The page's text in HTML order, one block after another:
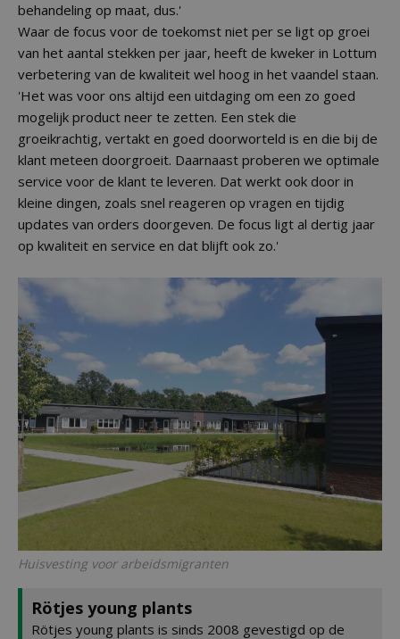
behandeling op maat, dus.'
Waar de focus voor de toekomst niet per se ligt op groei
van het aantal stekken per jaar, heeft de kweker in Lottum
verbetering van de kwaliteit wel hoog in het vaandel staan.
'Het was voor ons altijd een uitdaging om een zo goed
mogelijk product neer te zetten. Een stek die
groeikrachtig, vertakt en goed doorworteld is en die bij de
klant meteen doorgroeit. Daarnaast proberen we optimale
service voor de klant te leveren. Dat werkt ook door in
kleine dingen, zoals snel reageren op vragen en tijdig
updates van orders doorgeven. De focus ligt al dertig jaar
op kwaliteit en service en dat blijft ook zo.'
Huisvesting voor arbeidsmigranten
Rötjes young plants
Rötjes young plants is sinds 2008 gevestigd op de